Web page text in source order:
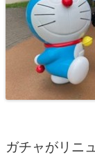
ガチャがリニ